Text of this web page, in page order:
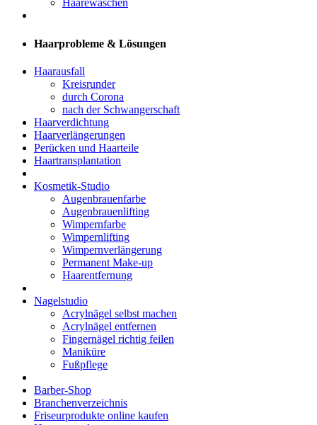
Haarewaschen
Haarprobleme & Lösungen
Haarausfall
Kreisrunder
durch Corona
nach der Schwangerschaft
Haarverdichtung
Haarverlängerungen
Perücken und Haarteile
Haartransplantation
Kosmetik-Studio
Augenbrauenfarbe
Augenbrauenlifting
Wimpernfarbe
Wimpernlifting
Wimpernverlängerung
Permanent Make-up
Haarentfernung
Nagelstudio
Acrylnägel selbst machen
Acrylnägel entfernen
Fingernägel richtig feilen
Maniküre
Fußpflege
Barber-Shop
Branchenverzeichnis
Friseurprodukte online kaufen